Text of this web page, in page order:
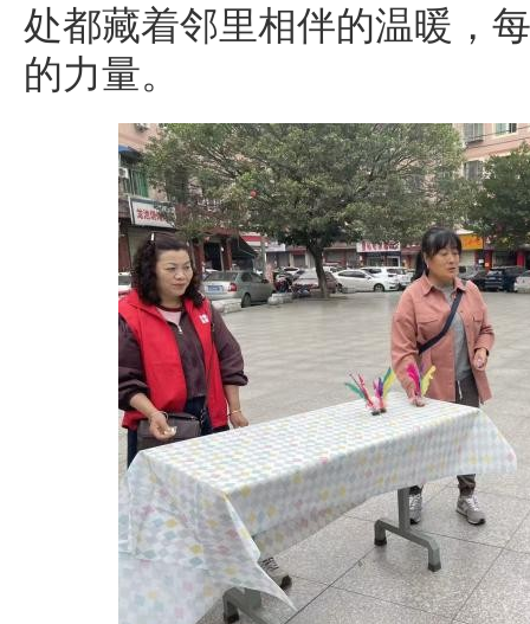
处都藏着邻里相伴的温暖，
的力量。